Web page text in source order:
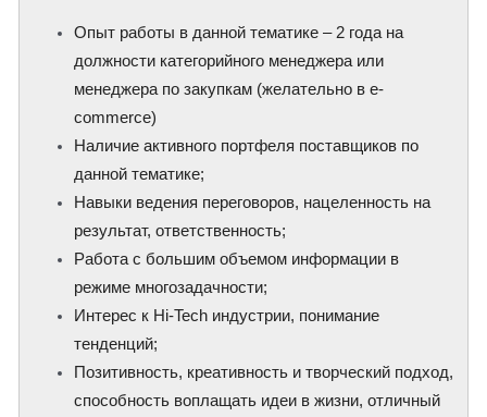
Опыт работы в данной тематике – 2 года на
должности категорийного менеджера или
менеджера по закупкам (желательно в e-
commerce)
Наличие активного портфеля поставщиков по
данной тематике;
Навыки ведения переговоров, нацеленность на
результат, ответственность;
Работа с большим объемом информации в
режиме многозадачности;
Интерес к Hi-Tech индустрии, понимание
тенденций;
Позитивность, креативность и творческий подход,
способность воплащать идеи в жизни, отличный